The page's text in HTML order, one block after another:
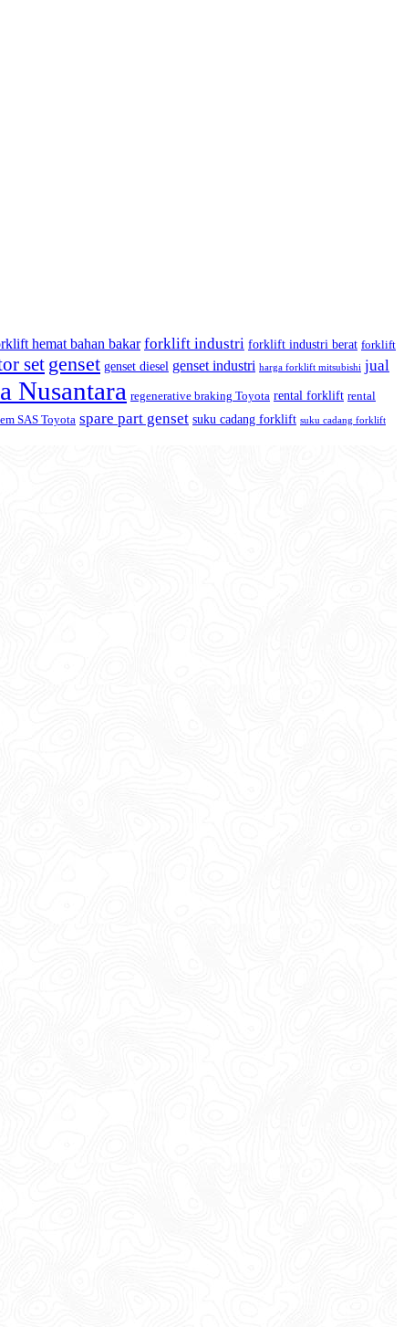
hemat bahan bakar forklift industri forklift industri berat forklift
set genset genset diesel genset industri harga forklift mitsubishi jual
Nusantara regenerative braking Toyota rental forklift rental
SAS Toyota spare part genset suku cadang forklift suku cadang forklift